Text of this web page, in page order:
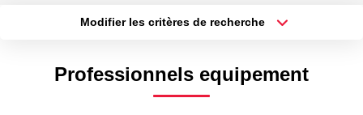
NOS SERVICES
Modifier les critères de recherche
Type de bien
Surface min
Professionnels equipement